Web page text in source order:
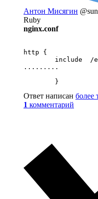
Антон Мисягин
Ruby
nginx.conf
http {
.........
	}
Ответ написан более
1 комментарий